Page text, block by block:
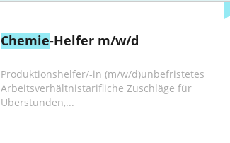
Chemie-Helfer m/w/d
Produktionshelfer/-in (m/w/d)unbefristetes
Arbeitsverhältnistarifliche Zuschläge für
Überstunden,...